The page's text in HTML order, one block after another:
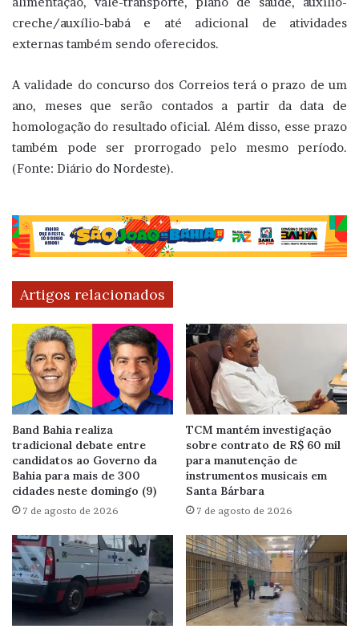
creche/auxílio-babá e até adicional de atividades
externas também sendo oferecidos.
A validade do concurso dos Correios terá o prazo de um
ano, meses que serão contados a partir da data de
homologação do resultado oficial. Além disso, esse prazo
também pode ser prorrogado pelo mesmo período.
(Fonte: Diário do Nordeste).
Artigos relacionados
Band Bahia realiza
tradicional debate entre
candidatos ao Governo da
Bahia para mais de 300
cidades neste domingo (9)
7 de agosto de 2026
TCM mantém investigação
sobre contrato de R$ 60 mil
para manutenção de
instrumentos musicais em
Santa Bárbara
7 de agosto de 2026